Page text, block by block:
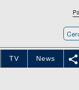
TV News 